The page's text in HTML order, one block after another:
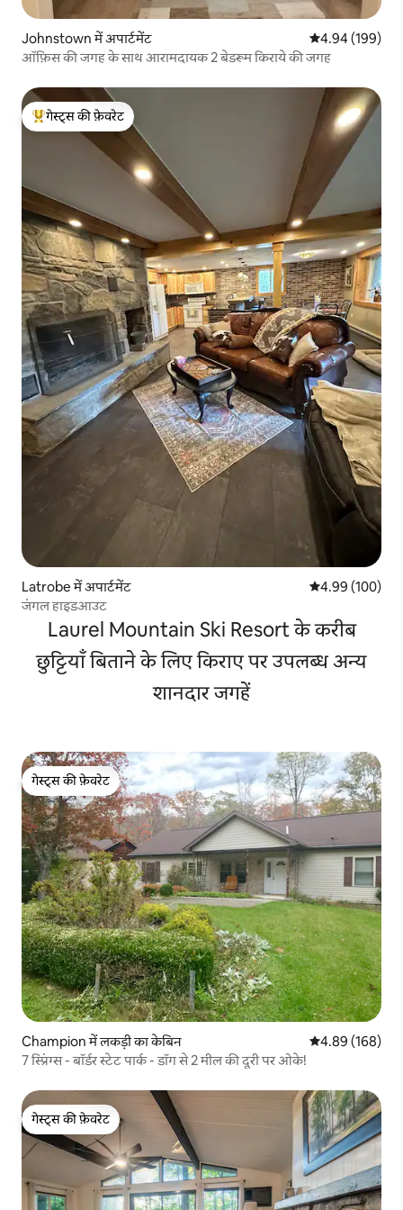
Johnstown में अपार्टमेंट औसत रेटिंग 5 में से
4.94 (199)
ऑफ़िस की जगह के साथ आरामदायक 2 बेडरूम किराये की जगह
गेस्ट्स का टॉप फ़ेवरेट
गेस्ट्स की फ़ेवरेट
Latrobe में अपार्टमेंट औसत रेटिंग 5 में से
4.99 (100)
जंगल हाइडआउट
Laurel Mountain Ski Resort के करीब
छुट्टियाँ बिताने के लिए किराए पर उपलब्ध अन्य
शानदार जगहें
गेस्ट्स की फ़ेवरेट
गेस्ट्स की फ़ेवरेट
Champion में लकड़ी का केबिन औसत रेटिंग 5 में से
4.89 (168)
7 स्प्रिंग्स - बॉर्डर स्टेट पार्क - डॉग से 2 मील की दूरी पर ओके!
गेस्ट्स की फ़ेवरेट
गेस्ट्स की फ़ेवरेट